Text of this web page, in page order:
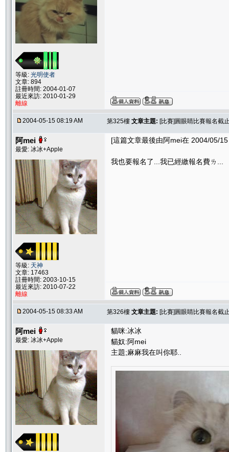
等級: 光明使者
文章: 894
註冊時間: 2004-01-07
最近來訪: 2010-01-29
離線
2004-05-15 08:19 AM 第325樓 文章主題: [比賽]圓眼睛比賽報名截
阿mei
最愛: 冰冰+Apple
等級: 天神
文章: 17463
註冊時間: 2003-10-15
最近來訪: 2010-07-22
離線
[這篇文章最後由阿mei在 2004/05/
我也要報名了...我已經繳報名費ㄌ...
2004-05-15 08:33 AM 第326樓 文章主題: [比賽]圓眼睛比賽報名截
阿mei
最愛: 冰冰+Apple
貓咪:冰冰
貓奴:阿mei
主題;麻麻我在叫你耶..